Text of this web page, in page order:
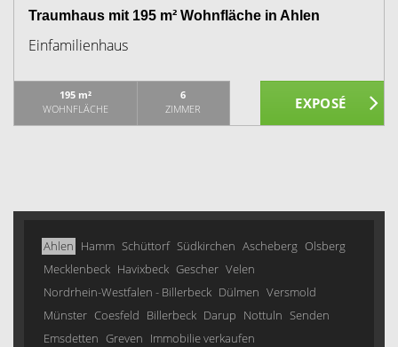
Traumhaus mit 195 m² Wohnfläche in Ahlen
Einfamilienhaus
195 m²
WOHNFLÄCHE
6
ZIMMER
Ahlen Hamm Schüttorf Südkirchen Ascheberg Olsberg
Mecklenbeck Havixbeck Gescher Velen
Nordrhein-Westfalen - Billerbeck Dülmen Versmold
Münster Coesfeld Billerbeck Darup Nottuln Senden
Emsdetten Greven Immobilie verkaufen